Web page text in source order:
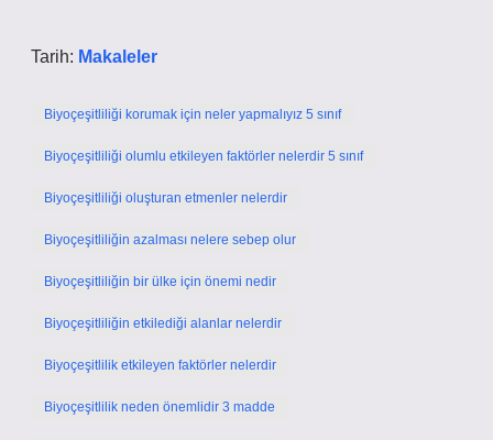
Tarih: Makaleler
Biyoçeşitliliği korumak için neler yapmalıyız 5 sınıf
Biyoçeşitliliği olumlu etkileyen faktörler nelerdir 5 sınıf
Biyoçeşitliliği oluşturan etmenler nelerdir
Biyoçeşitliliğin azalması nelere sebep olur
Biyoçeşitliliğin bir ülke için önemi nedir
Biyoçeşitliliğin etkilediği alanlar nelerdir
Biyoçeşitlilik etkileyen faktörler nelerdir
Biyoçeşitlilik neden önemlidir 3 madde